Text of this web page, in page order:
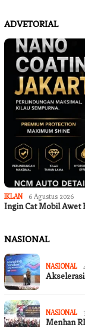
ADVETORIAL
IKLAN 6 Agustus 2026
Ingin Cat Mobil Awet
NASIONAL
NASIONAL
NASIONAL
Menhan